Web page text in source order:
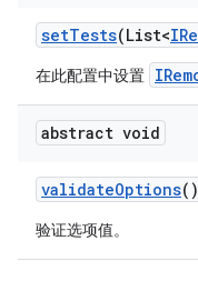
setTests(List<
在此配置中设置
abstract void
validateOptions()
验证选项值。